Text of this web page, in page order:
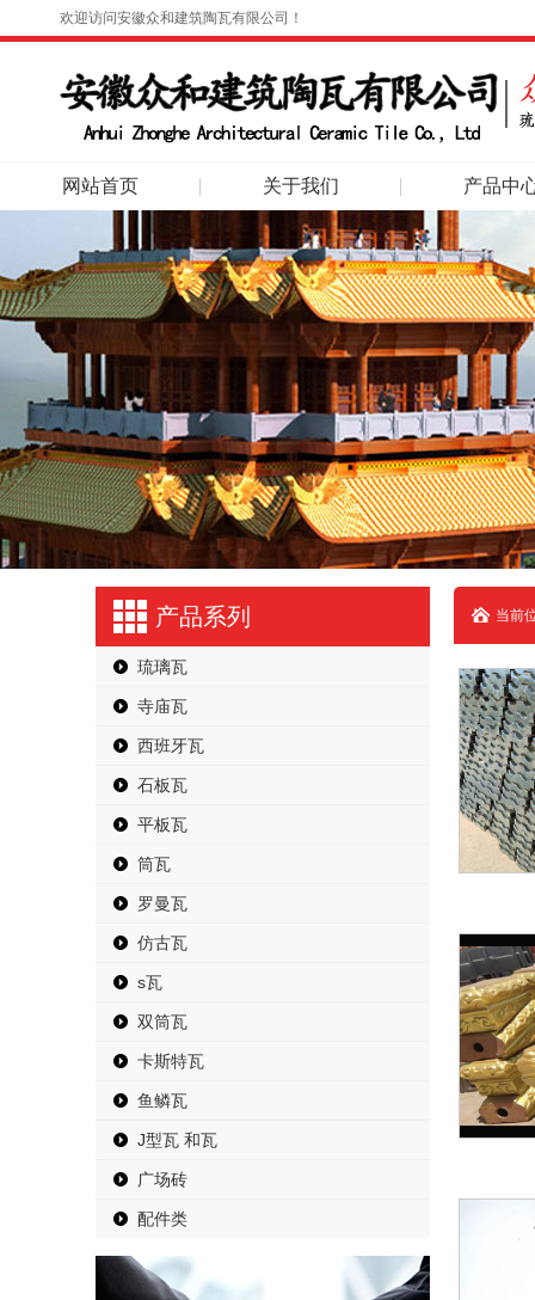
欢迎访问安徽众和建筑陶瓦有限公司！
网站首页 关于我们 产品中
产品系列
琉璃瓦
寺庙瓦
西班牙瓦
石板瓦
平板瓦
筒瓦
罗曼瓦
仿古瓦
s瓦
双筒瓦
卡斯特瓦
鱼鳞瓦
J型瓦 和瓦
广场砖
配件类
当前